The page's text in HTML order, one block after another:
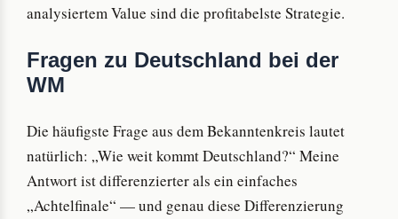
analysiertem Value sind die profitabelste Strategie.
Fragen zu Deutschland bei der
WM
Die häufigste Frage aus dem Bekanntenkreis lautet
natürlich: „Wie weit kommt Deutschland?“ Meine
Antwort ist differenzierter als ein einfaches
„Achtelfinale“ — und genau diese Differenzierung